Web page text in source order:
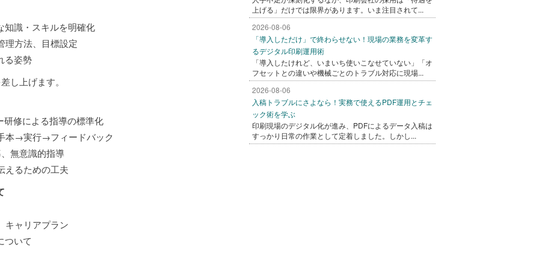
識・スキルを明確化
方法、目標設定
る姿勢
上げます。
修による指導の標準化
→実行→フィードバック
無意識的指導
るための工夫
ャリアプラン
いて
上げる」だけでは限界があります。いま注目されて...
2026-08-06
「導入しただけ」で終わらせない！現場の業務を変革す
るデジタル印刷運用術
「導入したけれど、いまいち使いこなせていない」「オ
フセットとの違いや機械ごとのトラブル対応に現場...
2026-08-06
入稿トラブルにさよなら！実務で使えるPDF運用とチェ
ック術を学ぶ
印刷現場のデジタル化が進み、PDFによるデータ入稿は
すっかり日常の作業として定着しました。しかし...